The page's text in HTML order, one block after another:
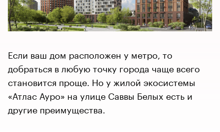
Если ваш дом расположен у метро, то
добраться в любую точку города чаще всего
становится проще. Но у жилой экосистемы
«Атлас Ауро» на улице Саввы Белых есть и
другие преимущества.